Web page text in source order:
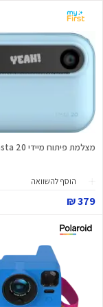
מצלמת פיתוח מיידי Camera Insta 20
הוסף להשוואה
379 ₪